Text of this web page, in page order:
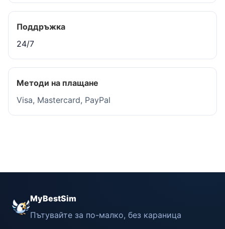
Поддръжка
24/7
Методи на плащане
Visa, Mastercard, PayPal
MyBestSim
Пътувайте за по-малко, без караница